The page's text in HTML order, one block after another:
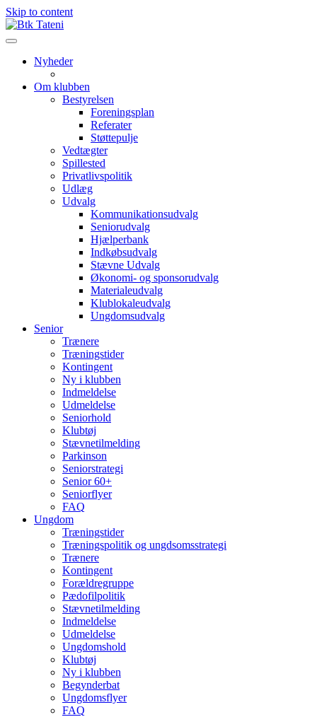
Skip to content
Nyheder
Om klubben
Bestyrelsen
Foreningsplan
Referater
Støttepulje
Vedtægter
Spillested
Privatlivspolitik
Udlæg
Udvalg
Kommunikationsudvalg
Seniorudvalg
Hjælperbank
Indkøbsudvalg
Stævne Udvalg
Økonomi- og sponsorudvalg
Materialeudvalg
Klublokaleudvalg
Ungdomsudvalg
Senior
Trænere
Træningstider
Kontingent
Ny i klubben
Indmeldelse
Udmeldelse
Seniorhold
Klubtøj
Stævnetilmelding
Parkinson
Seniorstrategi
Senior 60+
Seniorflyer
FAQ
Ungdom
Træningstider
Træningspolitik og ungdsomsstrategi
Trænere
Kontingent
Forældregruppe
Pædofilpolitik
Stævnetilmelding
Indmeldelse
Udmeldelse
Ungdomshold
Klubtøj
Ny i klubben
Begynderbat
Ungdomsflyer
FAQ